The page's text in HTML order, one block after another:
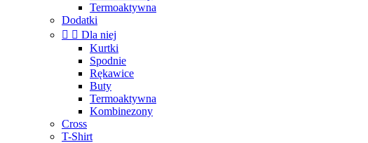
Termoaktywna
Dodatki
  Dla niej
Kurtki
Spodnie
Rękawice
Buty
Termoaktywna
Kombinezony
Cross
T-Shirt